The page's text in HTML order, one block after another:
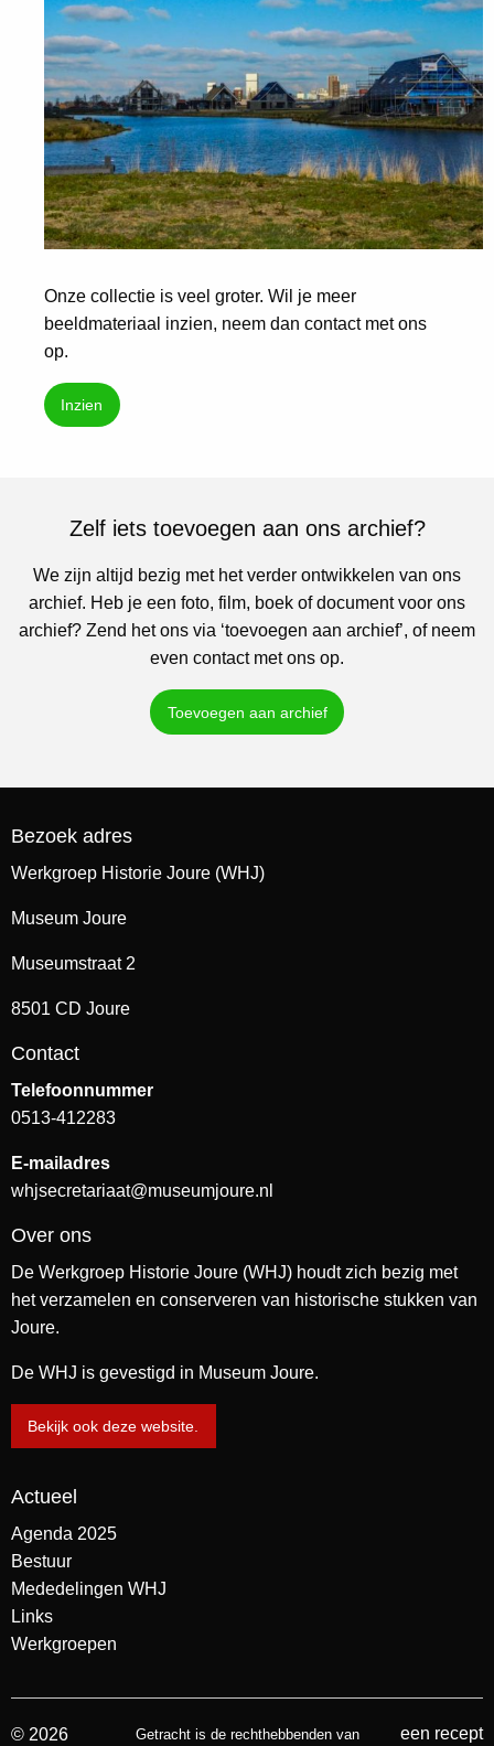
Onze collectie is veel groter. Wil je meer
beeldmateriaal inzien, neem dan contact met ons
op.
Inzien
Zelf iets toevoegen aan ons archief?
We zijn altijd bezig met het verder ontwikkelen van ons
archief. Heb je een foto, film, boek of document voor ons
archief? Zend het ons via ‘toevoegen aan archief’, of neem
even contact met ons op.
Toevoegen aan archief
Bezoek adres
Werkgroep Historie Joure (WHJ)
Museum Joure
Museumstraat 2
8501 CD Joure
Contact
Telefoonnummer
0513-412283
E-mailadres
whjsecretariaat@museumjoure.nl
Over ons
De Werkgroep Historie Joure (WHJ) houdt zich bezig met
het verzamelen en conserveren van historische stukken van
Joure.
De WHJ is gevestigd in Museum Joure.
Bekijk ook deze website.
Actueel
Agenda 2025
Bestuur
Mededelingen WHJ
Links
Werkgroepen
© 2026 Getracht is de rechthebbenden van een recept